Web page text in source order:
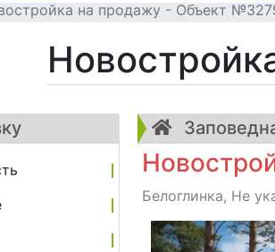
на продажу - Объект
Белоглинка, Не